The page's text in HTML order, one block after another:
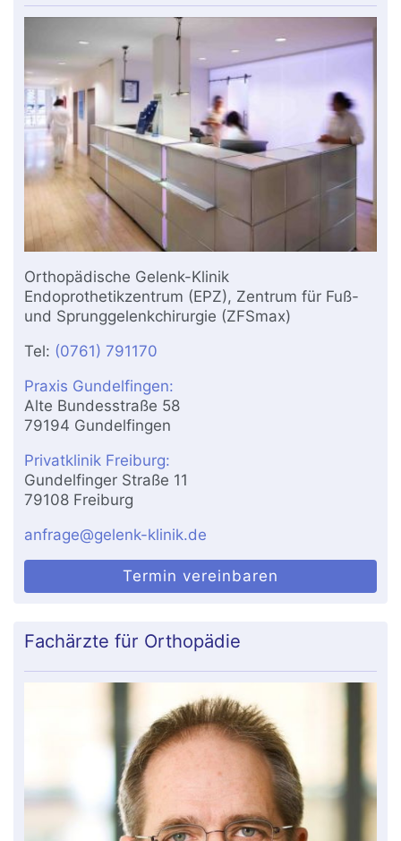
Orthopädische Gelenk-Klinik
Endoprothetikzentrum (EPZ), Zentrum für Fuß-
und Sprunggelenkchirurgie (ZFSmax)
Tel: (0761) 791170
Praxis Gundelfingen:
Alte Bundesstraße 58
79194 Gundelfingen
Privatklinik Freiburg:
Gundelfinger Straße 11
79108 Freiburg
anfrage@gelenk-klinik.de
Termin vereinbaren
Fachärzte für Orthopädie